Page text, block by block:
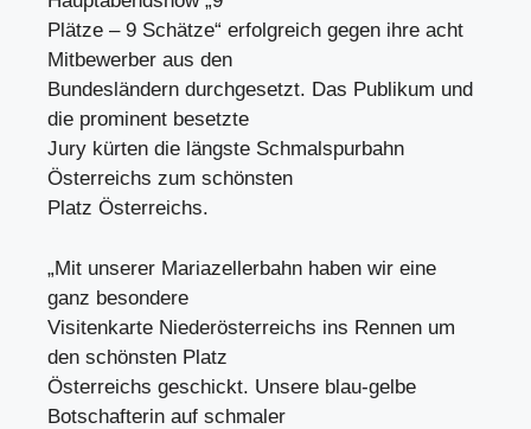
Plätze – 9 Schätze“ erfolgreich gegen ihre acht
Mitbewerber aus den
Bundesländern durchgesetzt. Das Publikum und
die prominent besetzte
Jury kürten die längste Schmalspurbahn
Österreichs zum schönsten
Platz Österreichs.
„Mit unserer Mariazellerbahn haben wir eine
ganz besondere
Visitenkarte Niederösterreichs ins Rennen um
den schönsten Platz
Österreichs geschickt. Unsere blau-gelbe
Botschafterin auf schmaler